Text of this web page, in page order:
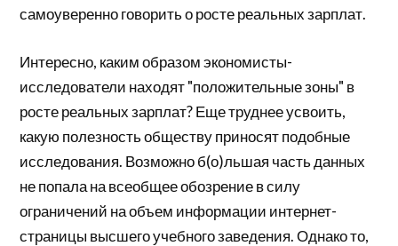
самоуверенно говорить о росте реальных зарплат.
Интересно, каким образом экономисты-
исследователи находят "положительные зоны" в
росте реальных зарплат? Еще труднее усвоить,
какую полезность обществу приносят подобные
исследования. Возможно б(о)льшая часть данных
не попала на всеобщее обозрение в силу
ограничений на объем информации интернет-
страницы высшего учебного заведения. Однако то,